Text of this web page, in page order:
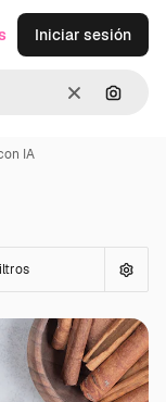
Borrar
Iniciar sesión
IA